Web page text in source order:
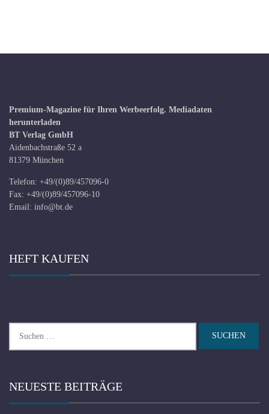
Premium-Magazine für Ihren Werbeerfolg. Mediadaten
herunterladen
BT Verlag GmbH
Aidenbachstraße 52 a
81379 München
Telefon: +49/(0)89/457096-0
Fax: +49/(0)89/457096-10
Email: info@bt.de
HEFT KAUFEN
Suchen
NEUESTE BEITRÄGE